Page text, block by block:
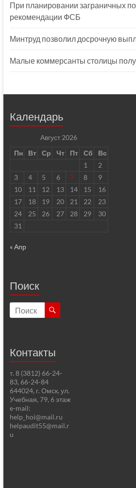
При планировании заграничных
рекомендации ФСБ
Минтруд позволил досрочную
Малые коммерсанты столицы
Календарь
Август 2026
Пн
Вт Ср Чт Пт Сб
Вс
1
2
3
4 5 6 7 8
9
10
11 12 13 14 15
16
17
18 19 20 21 22
23
24
25 26 27 28 29
30
31
« Апр
Поиск
Контакты
т. 8 (3812) 66-24-
83, 66-24-84
644024, г. Омск, ул.
Учебная, 79, 6 этаж
e-mail:
help_hoi@mail.ru
helpaudit55@mail.r
u